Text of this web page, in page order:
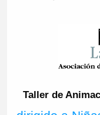
Taller de